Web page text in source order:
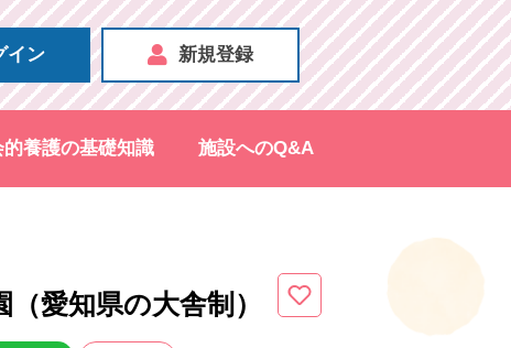
イン 新規登録
的養護の基礎知識 施設へのQ&A
（愛知県の大舎制 ）